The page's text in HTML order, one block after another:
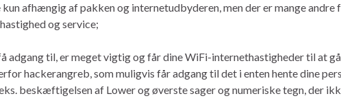
afhængig af pakken og internetudbyderen, men der er mange
og service;
adgang til, er meget vigtig og får dine WiFi-internethastigheder til at
hackerangreb, som muligvis får adgang til det i enten hente dine
beskæftigelsen af ​​Lower og øverste sager og numeriske tegn, der